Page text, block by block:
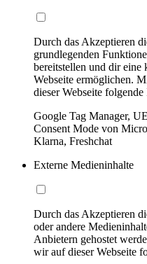
Durch das Akzeptieren
grundlegenden
bereitstellen und dir eine
Webseite ermöglichen.
dieser Webseite
Google Tag Manager,
Consent Mode von
Klarna, Freshchat
Externe Medieninhalte
Durch das Akzeptieren
oder andere
Anbietern gehostet
wir auf dieser Webseite